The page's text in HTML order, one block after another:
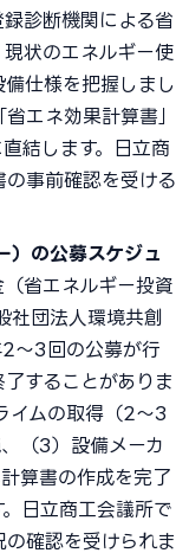
診断機関による省
状のエネルギー使
仕様を把握しまし
エネ効果計算書」
結します。日立商
事前確認を受ける
）の公募スケジュ
省エネルギー投資
社団法人環境共創
2〜3回の公募が行
することがありま
イムの取得（2〜3
（3）設備メーカ
算書の作成を完了
日立商工会議所で
確認を受けられま